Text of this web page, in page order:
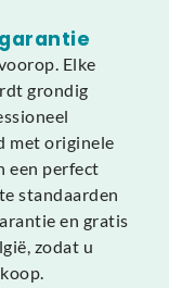
Elke
grondig
met originele
een perfect
standaarden
en gratis
zodat u